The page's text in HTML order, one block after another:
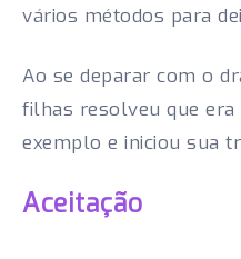
vários métodos para
Ao se deparar com o
filhas resolveu que era
exemplo e iniciou sua
Aceitação